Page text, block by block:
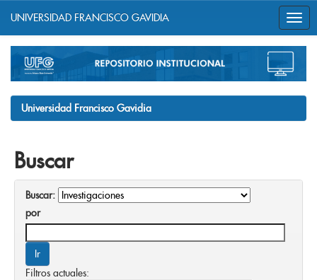
navigation
UNIVERSIDAD FRANCISCO GAVIDIA
Universidad Francisco Gavidia
Buscar
Buscar:
por
Filtros actuales: